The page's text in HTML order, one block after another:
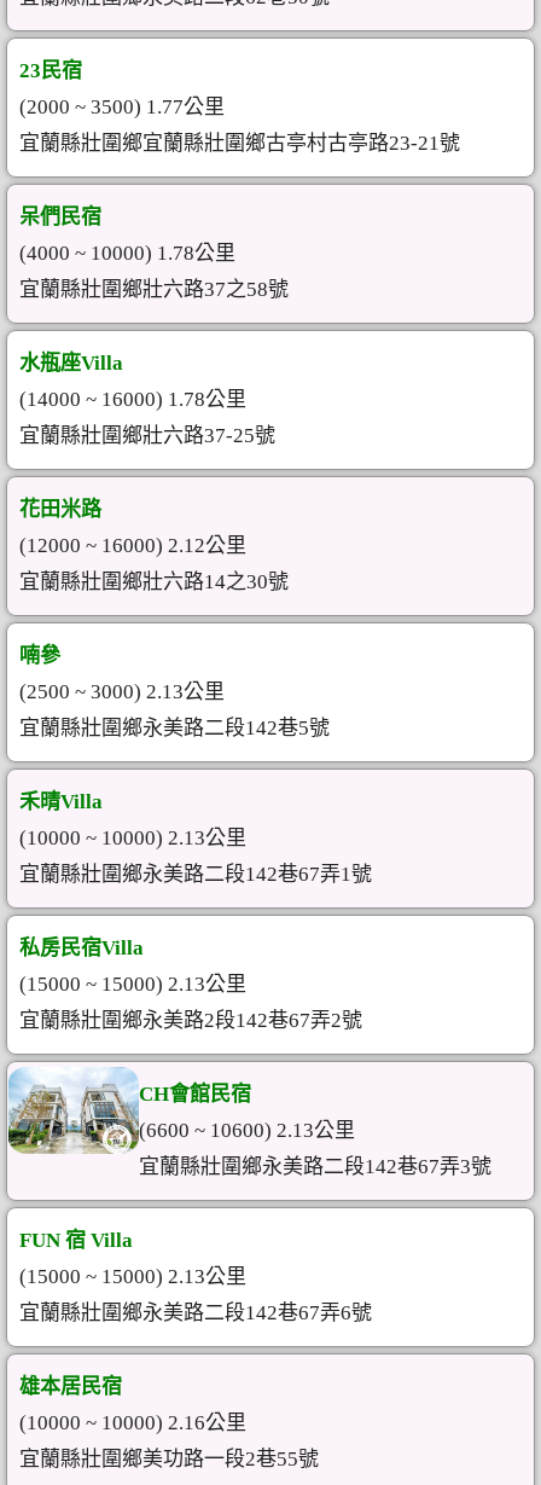
23民宿
(2000 ~ 3500) 1.77公里
宜蘭縣壯圍鄉宜蘭縣壯圍鄉古亭村古亭路23-21號
呆們民宿
(4000 ~ 10000) 1.78公里
宜蘭縣壯圍鄉壯六路37之58號
水瓶座Villa
(14000 ~ 16000) 1.78公里
宜蘭縣壯圍鄉壯六路37-25號
花田米路
(12000 ~ 16000) 2.12公里
宜蘭縣壯圍鄉壯六路14之30號
喃參
(2500 ~ 3000) 2.13公里
宜蘭縣壯圍鄉永美路二段142巷5號
禾晴Villa
(10000 ~ 10000) 2.13公里
宜蘭縣壯圍鄉永美路二段142巷67弄1號
私房民宿Villa
(15000 ~ 15000) 2.13公里
宜蘭縣壯圍鄉永美路2段142巷67弄2號
CH會館民宿
(6600 ~ 10600) 2.13公里
宜蘭縣壯圍鄉永美路二段142巷67弄3號
FUN 宿 Villa
(15000 ~ 15000) 2.13公里
宜蘭縣壯圍鄉永美路二段142巷67弄6號
雄本居民宿
(10000 ~ 10000) 2.16公里
宜蘭縣壯圍鄉美功路一段2巷55號